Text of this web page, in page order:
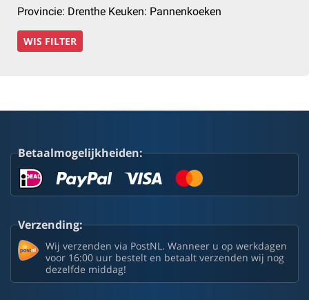
Provincie: Drenthe Keuken: Pannenkoeken
WIS FILTER
Betaalmogelijkheiden:
Verzending:
Wij verzenden via PostNL. Wanneer u op werkdagen
voor 16:00 uur bestelt en betaalt verzenden wij nog
dezelfde middag!